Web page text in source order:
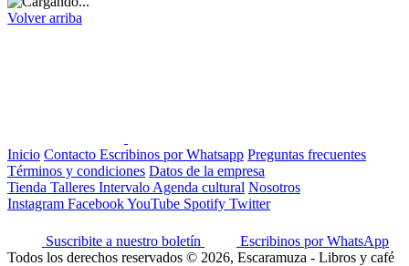
Volver arriba
Inicio Contacto Escribinos por Whatsapp Preguntas frecuentes
Términos y condiciones Datos de la empresa
Tienda Talleres Intervalo Agenda cultural Nosotros
Instagram FacebookYouTube Spotify Twitter
Suscribite a nuestro boletín
Escribinos por WhatsApp
Todos los derechos reservados © 2026, Escaramuza - Libros y café